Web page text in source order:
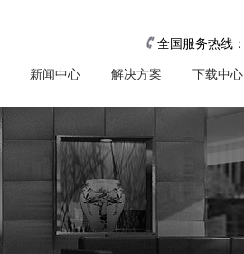
全国服务热线：
新闻中心 解决方案 下载中心